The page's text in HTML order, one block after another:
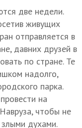
две недели.
живущих
отправляется в
давних друзей в
по стране. Те
надолго,
парка.
на
чтобы не
духами.